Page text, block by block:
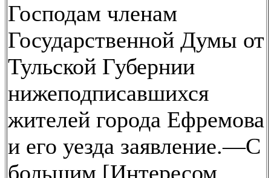
Господам членам
Государственной Думы от
Тульской Губернии
нижеподписавшихся
жителей города Ефремова
и его уезда заявление.—С
большим [Интересом